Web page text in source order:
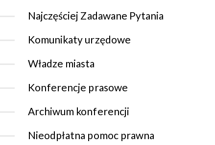
Najczęściej Zadawane Pytania
Komunikaty urzędowe
Władze miasta
Konferencje prasowe
Archiwum konferencji
Nieodpłatna pomoc prawna